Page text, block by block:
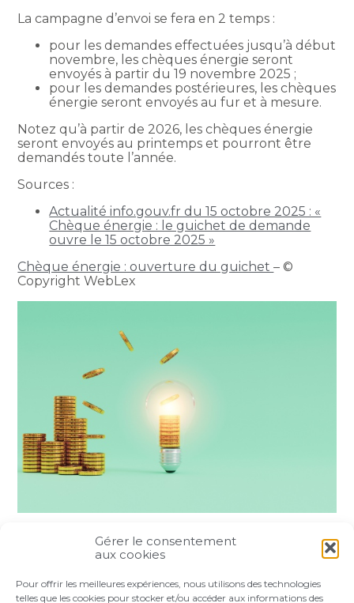
Gérer le consentement
aux cookies
Pour offrir les meilleures expériences, nous utilisons des technologies
telles que les cookies pour stocker et/ou accéder aux informations des
La campagne d’envoi se fera en 2 temps :
pour les demandes effectuées jusqu’à début
novembre, les chèques énergie seront
envoyés à partir du 19 novembre 2025 ;
pour les demandes postérieures, les chèques
énergie seront envoyés au fur et à mesure.
Notez qu’à partir de 2026, les chèques énergie
seront envoyés au printemps et pourront être
demandés toute l’année.
Sources :
Actualité info.gouv.fr du 15 octobre 2025 : «
Chèque énergie : le guichet de demande
ouvre le 15 octobre 2025 »
Chèque énergie : ouverture du guichet– ©
Copyright WebLex